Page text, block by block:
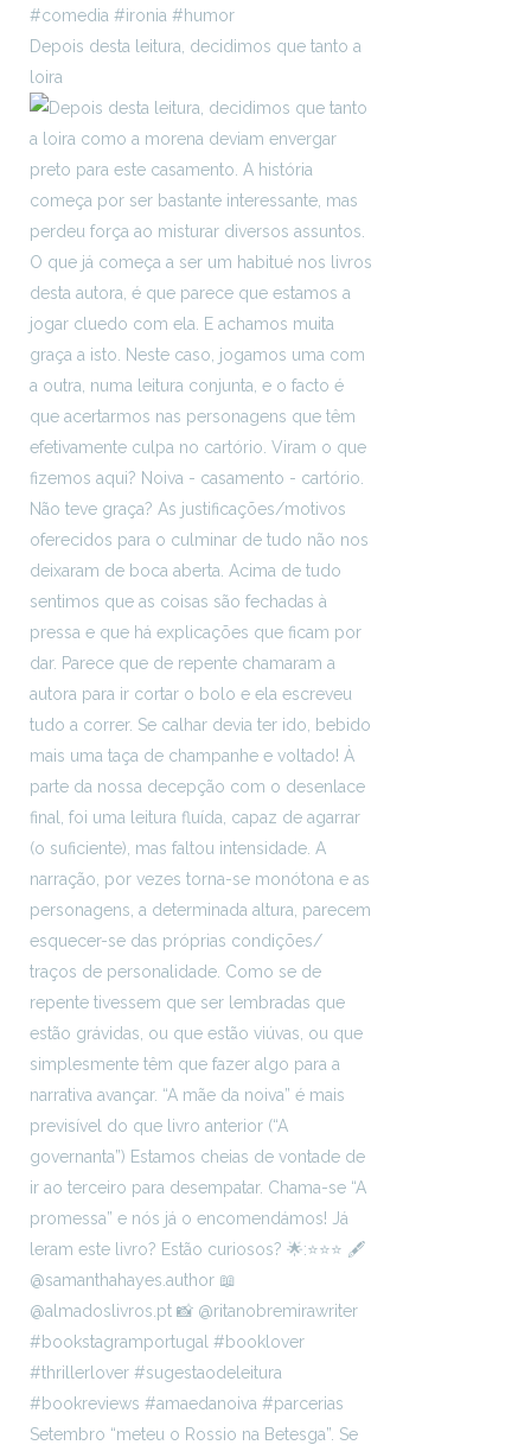
Depois desta leitura, decidimos que tanto a
loira
Setembro “meteu o Rossio na Betesga”. Se